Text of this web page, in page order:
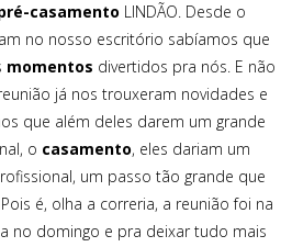
casamento LINDÃO. Desde o
no nosso escritório sabíamos que
momentos divertidos pra nós. E não
já nos trouxeram novidades e
que além deles darem um grande
o casamento, eles dariam um
um passo tão grande que
é, olha a correria, a reunião foi na
no domingo e pra deixar tudo mais